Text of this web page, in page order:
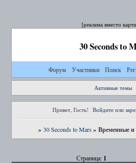
[реклама вместо
30 Seconds to
Форум Участники Поиск
Активные темы
Привет, Гость! Войдите или
» 30 Seconds to Mars » Временные
Страница: 1